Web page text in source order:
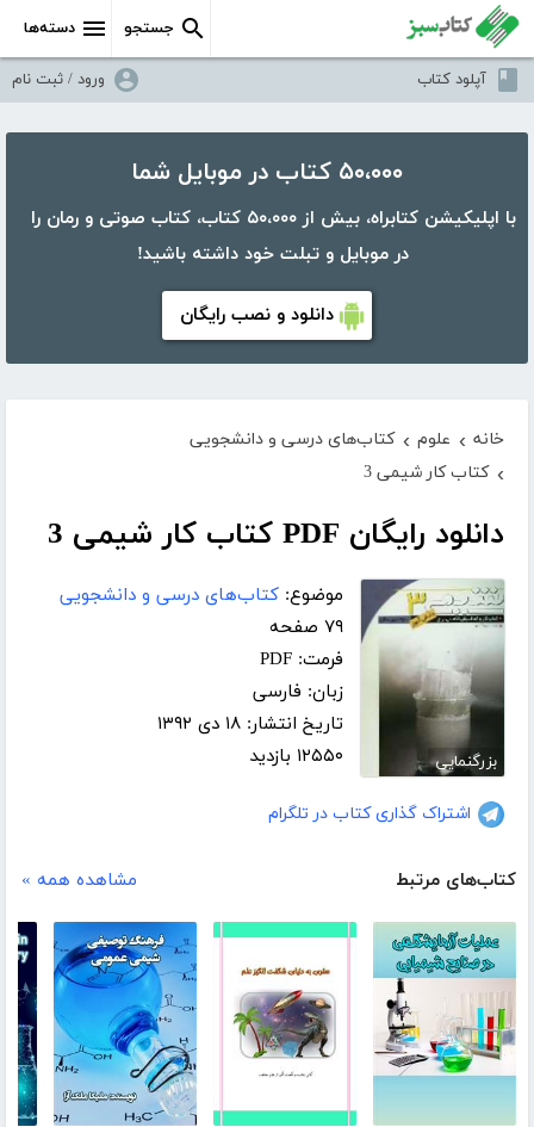
دسته‌ها جستجو
آپلود کتاب ورود / ثبت نام
۵۰،۰۰۰ کتاب در موبایل شما
با اپلیکیشن کتابراه، بیش از ۵۰،۰۰۰ کتاب، کتاب صوتی و رمان را
در موبایل و تبلت خود داشته باشید!
دانلود و نصب رایگان
خانه › علوم › کتاب‌های درسی و دانشجویی
› کتاب کار شیمی 3
دانلود رایگان PDF کتاب کار شیمی 3
بزرگنمایی
موضوع: کتاب‌های درسی و دانشجویی
۷۹ صفحه
فرمت: PDF
زبان: فارسی
تاریخ انتشار: ۱۸ دی ۱۳۹۲
۱۲۵۵۰ بازدید
اشتراک گذاری کتاب در تلگرام
کتاب‌های مرتبط مشاهده همه »